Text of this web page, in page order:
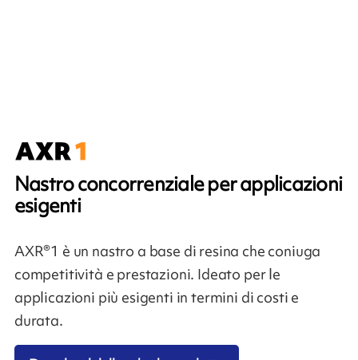
Nastro concorrenziale per applicazioni
esigenti
AXR®1 è un nastro a base di resina che coniuga
competitività e prestazioni. Ideato per le
applicazioni più esigenti in termini di costi e
durata.